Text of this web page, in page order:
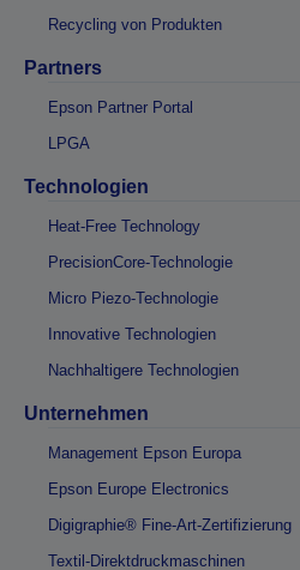
Recycling von Produkten
Partners
Epson Partner Portal
LPGA
Technologien
Heat-Free Technology
PrecisionCore-Technologie
Micro Piezo-Technologie
Innovative Technologien
Nachhaltigere Technologien
Unternehmen
Management Epson Europa
Epson Europe Electronics
Digigraphie® Fine-Art-Zertifizierung
Textil-Direktdruckmaschinen